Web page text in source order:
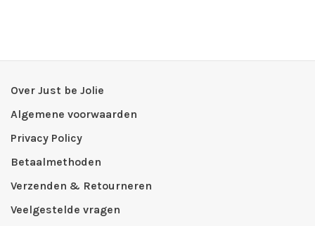
Over Just be Jolie
Algemene voorwaarden
Privacy Policy
Betaalmethoden
Verzenden & Retourneren
Veelgestelde vragen